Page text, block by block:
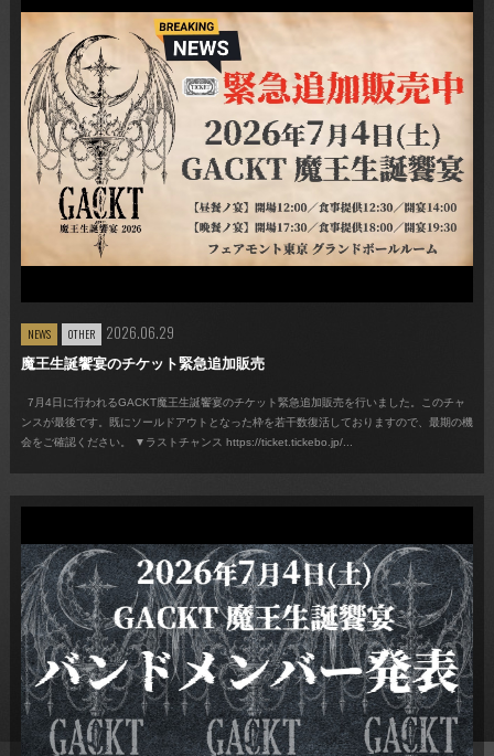
NEWS OTHER 2026.06.29
魔王生誕饗宴のチケット緊急追加販売
7月4日に行われるGACKT魔王生誕饗宴のチケット緊急追加販売を行いました。このチャ
ンスが最後です。既にソールドアウトとなった枠を若干数復活しておりますので、最期の機
会をご確認ください。 ▼ラストチャンス https://ticket.tickebo.jp/...